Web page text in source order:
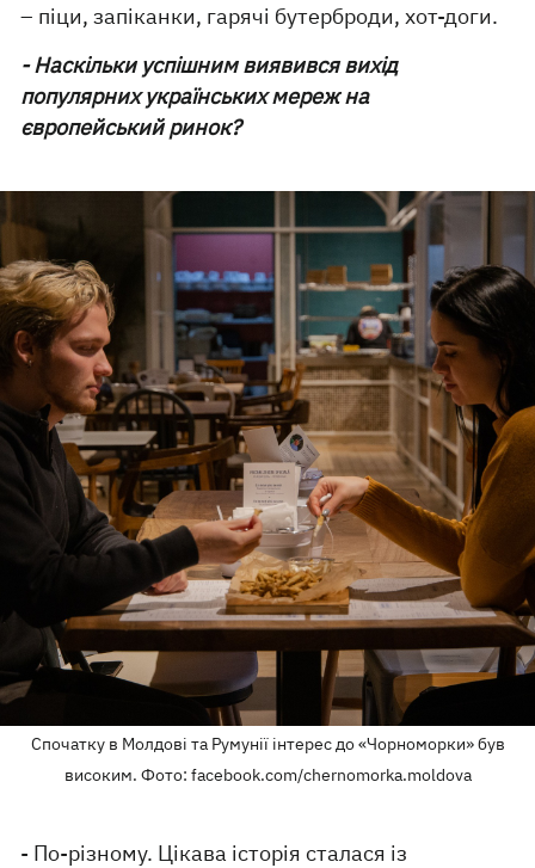
– піци, запіканки, гарячі бутерброди, хот-доги.
- Наскільки успішним виявився вихід
популярних українських мереж на
європейський ринок?
Спочатку в Молдові та Румунії інтерес до «Чорноморки» був
високим. Фото: facebook.com/chernomorka.moldova
- По-різному. Цікава історія сталася із